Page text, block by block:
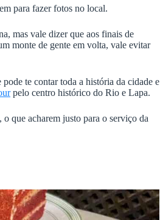
para fazer fotos no local.
mas vale dizer que aos finais de
monte de gente em volta, vale evitar
te contar toda a história da cidade e
pelo centro histórico do Rio e Lapa.
que acharem justo para o serviço da